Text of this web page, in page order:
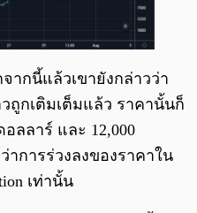
ากนี้แล้วเขายังกล่าวว่า
ถูกเติมเต็มแล้ว ราคานั้นก็
ลลาร์ และ 12,000
าการร่วงลงของราคาใน
เท่านั้น